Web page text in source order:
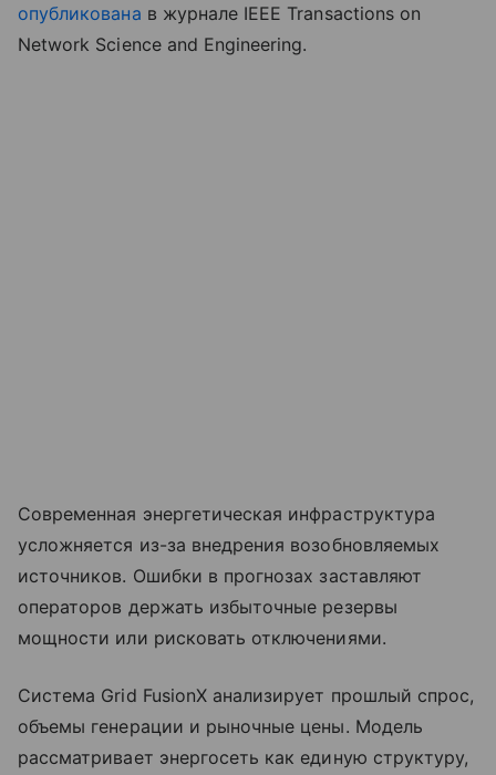
опубликована в журнале IEEE Transactions on
Network Science and Engineering.
Современная энергетическая инфраструктура
усложняется из-за внедрения возобновляемых
источников. Ошибки в прогнозах заставляют
операторов держать избыточные резервы
мощности или рисковать отключениями.
Система Grid FusionX анализирует прошлый спрос,
объемы генерации и рыночные цены. Модель
рассматривает энергосеть как единую структуру,